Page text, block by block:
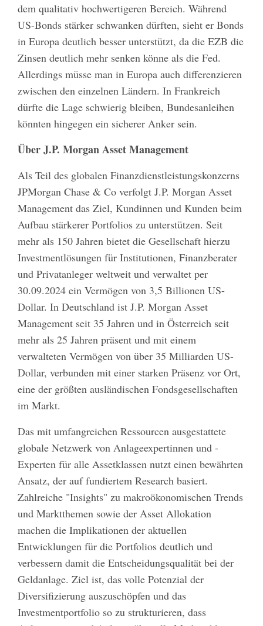
dem qualitativ hochwertigeren Bereich. Während
US-Bonds stärker schwanken dürften, sieht er Bonds
in Europa deutlich besser unterstützt, da die EZB die
Zinsen deutlich mehr senken könne als die Fed.
Allerdings müsse man in Europa auch differenzieren
zwischen den einzelnen Ländern. In Frankreich
dürfte die Lage schwierig bleiben, Bundesanleihen
könnten hingegen ein sicherer Anker sein.
Über J.P. Morgan Asset Management
Als Teil des globalen Finanzdienstleistungskonzerns
JPMorgan Chase & Co verfolgt J.P. Morgan Asset
Management das Ziel, Kundinnen und Kunden beim
Aufbau stärkerer Portfolios zu unterstützen. Seit
mehr als 150 Jahren bietet die Gesellschaft hierzu
Investmentlösungen für Institutionen, Finanzberater
und Privatanleger weltweit und verwaltet per
30.09.2024 ein Vermögen von 3,5 Billionen US-
Dollar. In Deutschland ist J.P. Morgan Asset
Management seit 35 Jahren und in Österreich seit
mehr als 25 Jahren präsent und mit einem
verwalteten Vermögen von über 35 Milliarden US-
Dollar, verbunden mit einer starken Präsenz vor Ort,
eine der größten ausländischen Fondsgesellschaften
im Markt.
Das mit umfangreichen Ressourcen ausgestattete
globale Netzwerk von Anlageexpertinnen und -
Experten für alle Assetklassen nutzt einen bewährten
Ansatz, der auf fundiertem Research basiert.
Zahlreiche "Insights" zu makroökonomischen Trends
und Marktthemen sowie der Asset Allokation
machen die Implikationen der aktuellen
Entwicklungen für die Portfolios deutlich und
verbessern damit die Entscheidungsqualität bei der
Geldanlage. Ziel ist, das volle Potenzial der
Diversifizierung auszuschöpfen und das
Investmentportfolio so zu strukturieren, dass